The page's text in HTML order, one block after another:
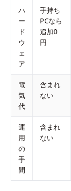
ハ
ー
ド
ウ
ェ
ア
手持ち
PCなら
追加0
円
電
気
代
含まれ
ない
運
用
の
手
間
含まれ
ない